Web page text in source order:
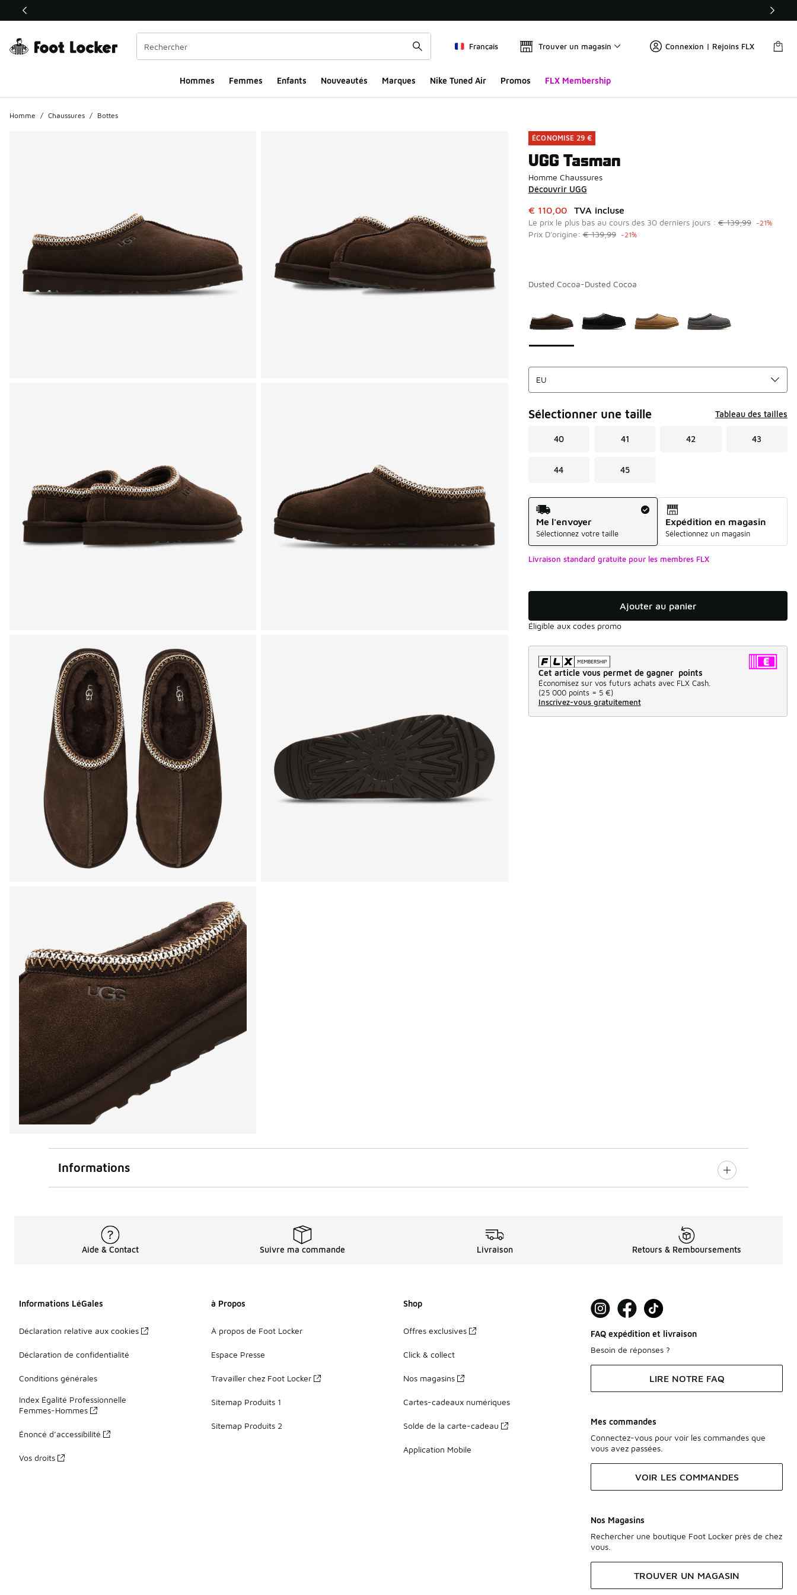
Ce lien ouvrira une nouvelle fenêtre
Français Trouver un magasin Connexion | Rejoins FLX
Hommes​ Femmes Enfants Nouveautés Marques Nike Tuned Air Promos FLX Membership
Homme / Chaussures / Bottes
ÉCONOMISE 29 €
UGG Tasman
Homme Chaussures
Découvrir UGG
Cet article est en promotion. Prix en baisse de à € 110,00
€ 110,00 TVA incluse
Le prix le plus bas au cours des 30 derniers jours :€ 139,99 -21%
Prix D'origine:€ 139,99 -21%
Dusted Cocoa-Dusted Cocoa
Sélectionner une taille Tableau des tailles
40 41 42 43
44 45
Mode d'expédition
Me l'envoyer
Sélectionnez votre taille
Expédition en magasin
Sélectionnez un magasin
Livraison standard gratuite pour les membres FLX
Ajouter au panier
Éligible aux codes promo
Cet article vous permet de gagner points
Économisez sur vos futurs achats avec FLX Cash.
(25 000 points = 5 €)
Inscrivez-vous gratuitement
Informations
Aide & Contact Suivre ma commande Livraison Retours & Remboursements
Informations LéGales
Déclaration relative aux cookies
Déclaration de confidentialité
Conditions générales
Index Égalité Professionnelle
Femmes-Hommes
Énoncé d’accessibilité
Vos droits
à Propos
À propos de Foot Locker
Espace Presse
Travailler chez Foot Locker
Sitemap Produits 1
Sitemap Produits 2
Shop
Offres exclusives
Click & collect
Nos magasins
Cartes-cadeaux numériques
Solde de la carte-cadeau
Application Mobile
FAQ expédition et livraison
Besoin de réponses ?
LIRE NOTRE FAQ
Mes commandes
Connectez-vous pour voir les commandes que
vous avez passées.
VOIR LES COMMANDES
Nos Magasins
Rechercher une boutique Foot Locker près de chez
vous.
TROUVER UN MAGASIN